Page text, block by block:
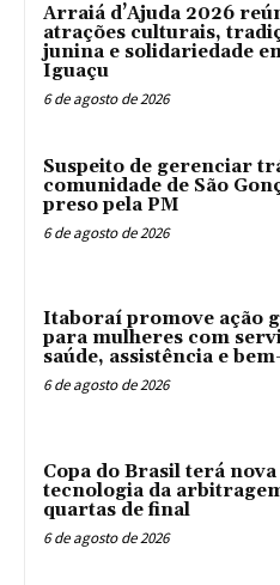
Arraiá d’Ajuda 2026
atrações culturais,
junina e solidariedade
Iguaçu
6 de agosto de 2026
Suspeito de gerenciar
comunidade de São
preso pela PM
6 de agosto de 2026
Itaboraí promove ação
para mulheres com
saúde, assistência e
6 de agosto de 2026
Copa do Brasil terá nova
tecnologia da
quartas de final
6 de agosto de 2026